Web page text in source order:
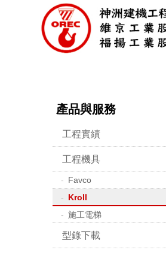
產品與服務
工程實績
工程機具
Favco
Kroll
施工電梯
型錄下載